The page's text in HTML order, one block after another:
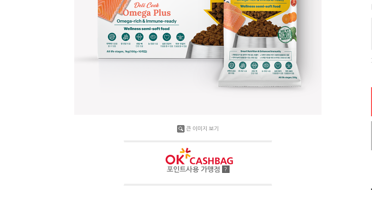
큰 이미지 보기
포인트사용 가맹점 ?